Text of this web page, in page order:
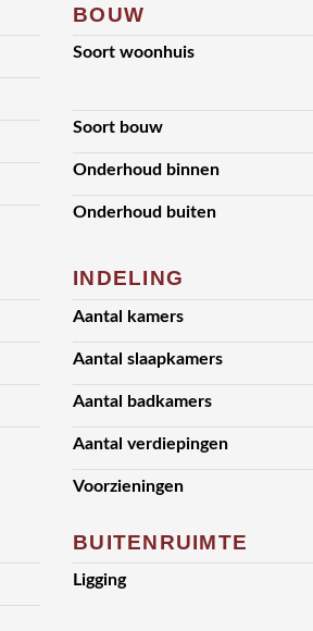
BOUW
Soort woonhuis
Soort bouw
Onderhoud binnen
Onderhoud buiten
INDELING
Aantal kamers
Aantal slaapkamers
Aantal badkamers
Aantal verdiepingen
Voorzieningen
BUITENRUIMTE
Ligging